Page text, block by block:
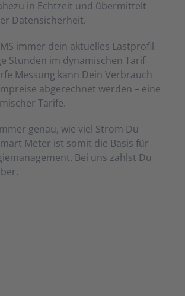
in Echt­zeit und über­mittelt
Daten­sicherheit.
immer dein aktuelles Last­profil
Stunden im dynamischen Tarif
Messung kann Dein Ver­brauch
abgerechnet werden – eine
Tarife.
genau, wie viel Strom Du
Meter ist somit die Basis für
Bei uns zahlst Du